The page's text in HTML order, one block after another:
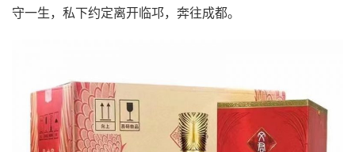
守一生，私下约定离开临邛，奔往成都。